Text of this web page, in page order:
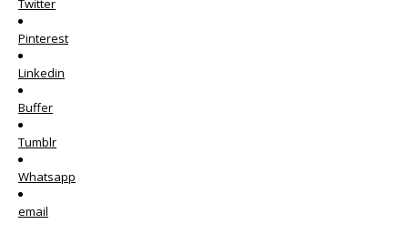
Twitter
Pinterest
Linkedin
Buffer
Tumblr
Whatsapp
email